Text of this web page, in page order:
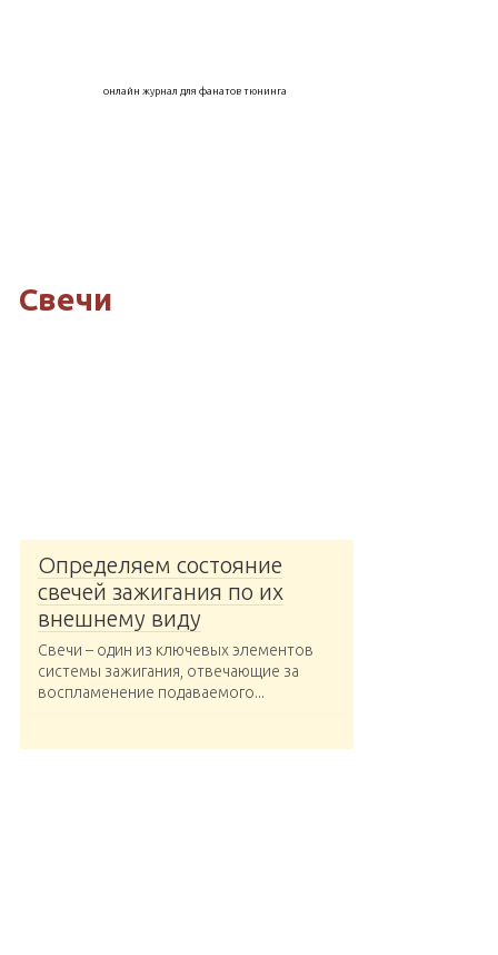
онлайн журнал для фанатов тюнинга
Свечи
Определяем состояние
свечей зажигания по их
внешнему виду
Свечи – один из ключевых элементов
системы зажигания, отвечающие за
воспламенение подаваемого...